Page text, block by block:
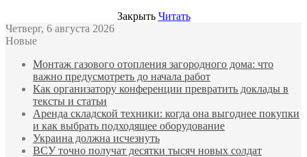
Закрыть Читать
Четверг, 6 августа 2026
Новые
Монтаж газового отопления загородного дома: что
важно предусмотреть до начала работ
Как организатору конференции превратить доклады в
тексты и статьи
Аренда складской техники: когда она выгоднее покупки
и как выбрать подходящее оборудование
Украина должна исчезнуть
ВСУ точно получат десятки тысяч новых солдат